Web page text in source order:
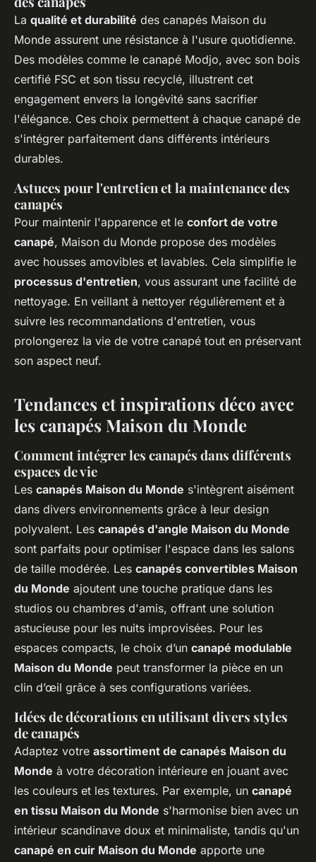
La qualité et durabilité des canapés Maison du
Monde assurent une résistance à l'usure quotidienne.
Des modèles comme le canapé Modjo, avec son bois
certifié FSC et son tissu recyclé, illustrent cet
engagement envers la longévité sans sacrifier
l'élégance. Ces choix permettent à chaque canapé de
s'intégrer parfaitement dans différents intérieurs
durables.
Astuces pour l'entretien et la maintenance des
canapés
Pour maintenir l'apparence et le confort de votre
canapé, Maison du Monde propose des modèles
avec housses amovibles et lavables. Cela simplifie le
processus d'entretien, vous assurant une facilité de
nettoyage. En veillant à nettoyer régulièrement et à
suivre les recommandations d'entretien, vous
prolongerez la vie de votre canapé tout en préservant
son aspect neuf.
Tendances et inspirations déco avec
les canapés Maison du Monde
Comment intégrer les canapés dans différents
espaces de vie
Les canapés Maison du Monde s'intègrent aisément
dans divers environnements grâce à leur design
polyvalent. Les canapés d'angle Maison du Monde
sont parfaits pour optimiser l'espace dans les salons
de taille modérée. Les canapés convertibles Maison
du Monde ajoutent une touche pratique dans les
studios ou chambres d'amis, offrant une solution
astucieuse pour les nuits improvisées. Pour les
espaces compacts, le choix d’un canapé modulable
Maison du Monde peut transformer la pièce en un
clin d’œil grâce à ses configurations variées.
Idées de décorations en utilisant divers styles
de canapés
Adaptez votre assortiment de canapés Maison du
Monde à votre décoration intérieure en jouant avec
les couleurs et les textures. Par exemple, un canapé
en tissu Maison du Monde s'harmonise bien avec un
intérieur scandinave doux et minimaliste, tandis qu'un
canapé en cuir Maison du Monde apporte une